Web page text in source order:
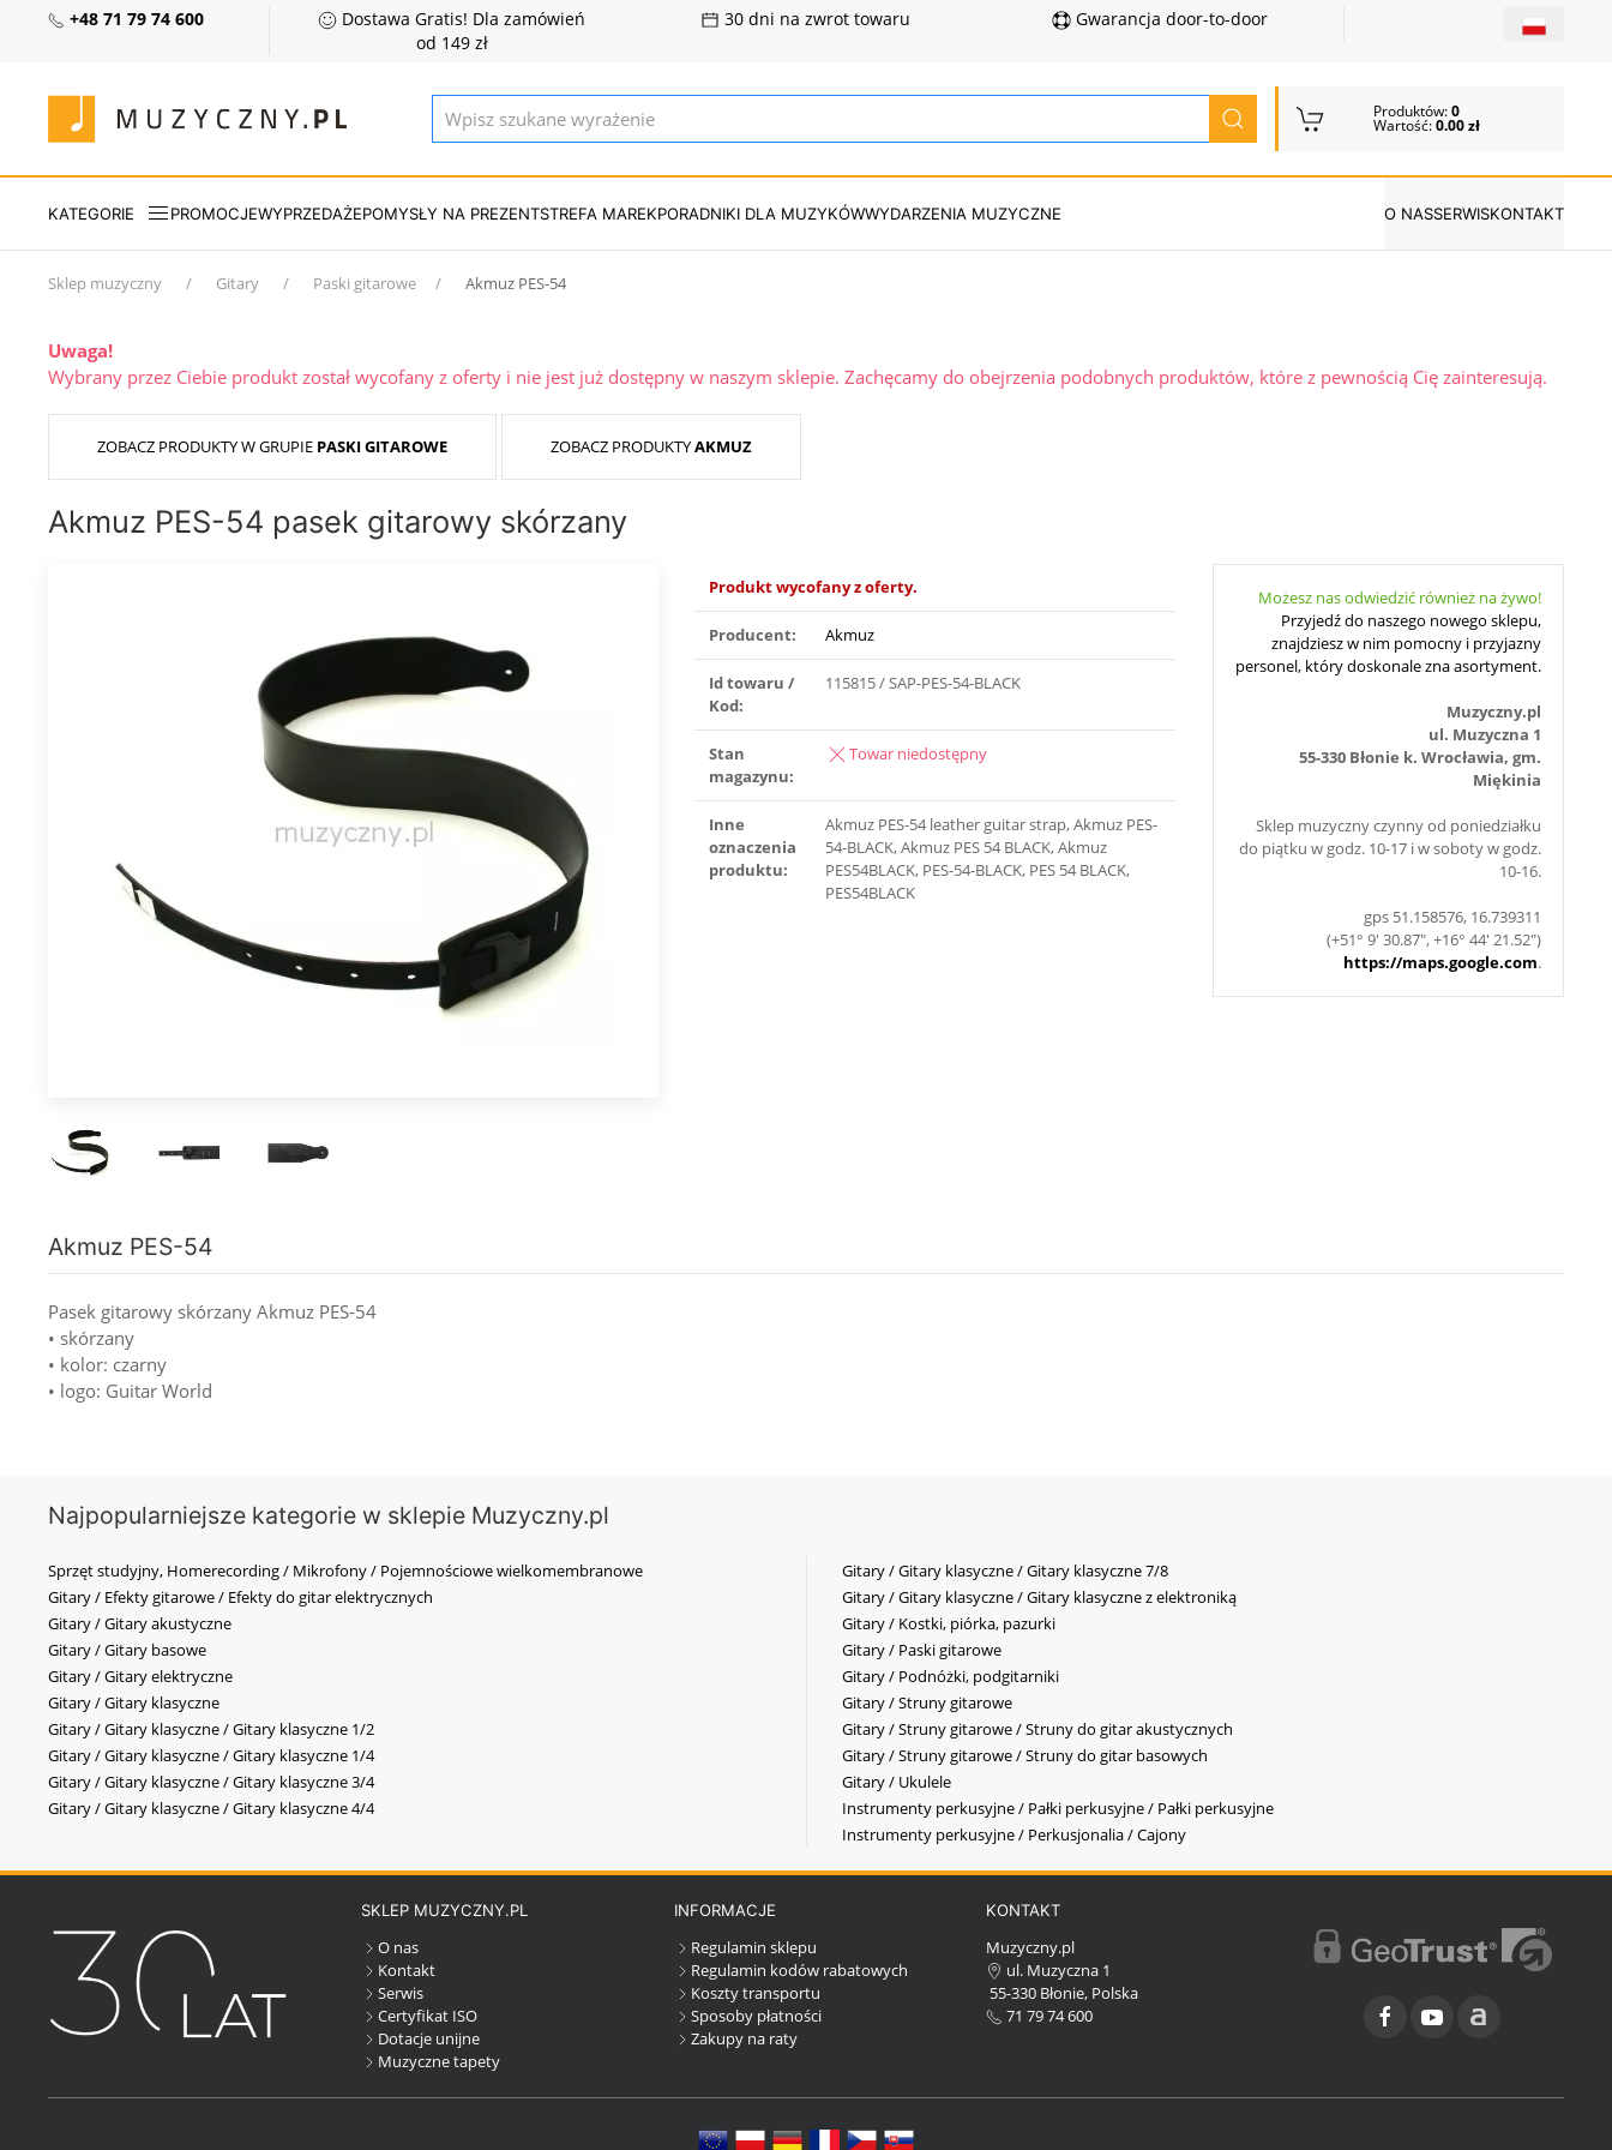
+48 71 79 74 600
Dostawa Gratis! Dla zamówień
od 149 zł
30 dni na zwrot towaru Gwarancja door-to-door
Produktów:0
Wartość:0.00 zł
KATEGORIE PROMOCJEWYPRZEDAŻEPOMYSŁY NA PREZENTSTREFA MAREKPORADNIKI DLA MUZYKÓWWYDARZENIA MUZYCZNE O NASSERWISKONTAKT
Sklep muzyczny Gitary Paski gitarowe Akmuz PES-54
Uwaga!
Wybrany przez Ciebie produkt został wycofany z oferty i nie jest już dostępny w naszym sklepie. Zachęcamy do obejrzenia podobnych produktów, które z pewnością Cię zainteresują.
ZOBACZ PRODUKTY W GRUPIE PASKI GITAROWE ZOBACZ PRODUKTYAKMUZ
Akmuz PES-54 pasek gitarowy skórzany
Produkt wycofany z oferty.
Producent: Akmuz
Id towaru /
Kod:
115815 / SAP-PES-54-BLACK
Stan
magazynu:
Towar niedostępny
Inne
oznaczenia
produktu:
Akmuz PES-54 leather guitar strap, Akmuz PES-
54-BLACK, Akmuz PES 54 BLACK, Akmuz
PES54BLACK, PES-54-BLACK, PES 54 BLACK,
PES54BLACK
Możesz nas odwiedzić również na żywo!
Przyjedź do naszego nowego sklepu,
znajdziesz w nim pomocny i przyjazny
personel, który doskonale zna asortyment.
Muzyczny.pl
ul. Muzyczna 1
55-330 Błonie k. Wrocławia, gm.
Miękinia
Sklep muzyczny czynny od poniedziałku
do piątku w godz. 10-17 i w soboty w godz.
10-16.
gps 51.158576, 16.739311
(+51° 9' 30.87", +16° 44' 21.52")
https://maps.google.com.
Akmuz PES-54
Pasek gitarowy skórzany Akmuz PES-54
• skórzany
• kolor: czarny
• logo: Guitar World
Najpopularniejsze kategorie w sklepie Muzyczny.pl
Sprzęt studyjny, Homerecording / Mikrofony / Pojemnościowe wielkomembranowe
Gitary / Efekty gitarowe / Efekty do gitar elektrycznych
Gitary / Gitary akustyczne
Gitary / Gitary basowe
Gitary / Gitary elektryczne
Gitary / Gitary klasyczne
Gitary / Gitary klasyczne / Gitary klasyczne 1/2
Gitary / Gitary klasyczne / Gitary klasyczne 1/4
Gitary / Gitary klasyczne / Gitary klasyczne 3/4
Gitary / Gitary klasyczne / Gitary klasyczne 4/4
Gitary / Gitary klasyczne / Gitary klasyczne 7/8
Gitary / Gitary klasyczne / Gitary klasyczne z elektroniką
Gitary / Kostki, piórka, pazurki
Gitary / Paski gitarowe
Gitary / Podnóżki, podgitarniki
Gitary / Struny gitarowe
Gitary / Struny gitarowe / Struny do gitar akustycznych
Gitary / Struny gitarowe / Struny do gitar basowych
Gitary / Ukulele
Instrumenty perkusyjne / Pałki perkusyjne / Pałki perkusyjne
Instrumenty perkusyjne / Perkusjonalia / Cajony
SKLEP MUZYCZNY.PL
O nas
Kontakt
Serwis
Certyfikat ISO
Dotacje unijne
Muzyczne tapety
INFORMACJE
Regulamin sklepu
Regulamin kodów rabatowych
Koszty transportu
Sposoby płatności
Zakupy na raty
KONTAKT
Muzyczny.pl
ul. Muzyczna 1
55-330 Błonie, Polska
71 79 74 600